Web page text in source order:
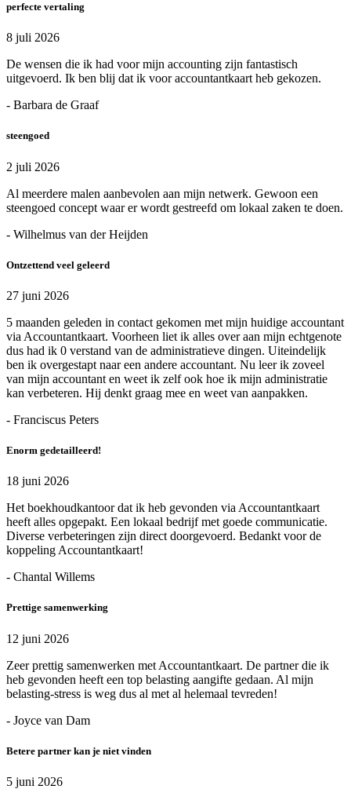
perfecte vertaling
8 juli 2026
De wensen die ik had voor mijn accounting zijn fantastisch
uitgevoerd. Ik ben blij dat ik voor accountantkaart heb gekozen.
- Barbara de Graaf
steengoed
2 juli 2026
Al meerdere malen aanbevolen aan mijn netwerk. Gewoon een
steengoed concept waar er wordt gestreefd om lokaal zaken te doen.
- Wilhelmus van der Heijden
Ontzettend veel geleerd
27 juni 2026
5 maanden geleden in contact gekomen met mijn huidige accountant
via Accountantkaart. Voorheen liet ik alles over aan mijn echtgenote
dus had ik 0 verstand van de administratieve dingen. Uiteindelijk
ben ik overgestapt naar een andere accountant. Nu leer ik zoveel
van mijn accountant en weet ik zelf ook hoe ik mijn administratie
kan verbeteren. Hij denkt graag mee en weet van aanpakken.
- Franciscus Peters
Enorm gedetailleerd!
18 juni 2026
Het boekhoudkantoor dat ik heb gevonden via Accountantkaart
heeft alles opgepakt. Een lokaal bedrijf met goede communicatie.
Diverse verbeteringen zijn direct doorgevoerd. Bedankt voor de
koppeling Accountantkaart!
- Chantal Willems
Prettige samenwerking
12 juni 2026
Zeer prettig samenwerken met Accountantkaart. De partner die ik
heb gevonden heeft een top belasting aangifte gedaan. Al mijn
belasting-stress is weg dus al met al helemaal tevreden!
- Joyce van Dam
Betere partner kan je niet vinden
5 juni 2026